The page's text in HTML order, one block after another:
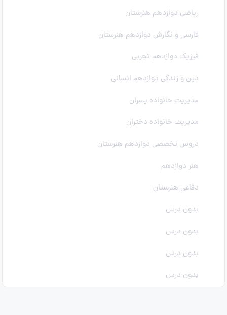
ریاضی دوازدهم هنرستان
فارسی و نگارش دوازدهم هنرستان
فیزیک دوازدهم تجربی
دین و زندگی دوازدهم انسانی
مدیریت خانواده پسران
مدیریت خانواده دختران
دروس تخصصی دوازدهم هنرستان
هنر دوازدهم
دفاعی هنرستان
بدون درس
بدون درس
بدون درس
بدون درس